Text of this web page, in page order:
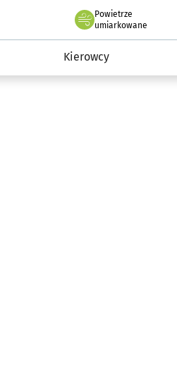
Powietrze
we Wrocławiu
umiarkowane
Kierowcy